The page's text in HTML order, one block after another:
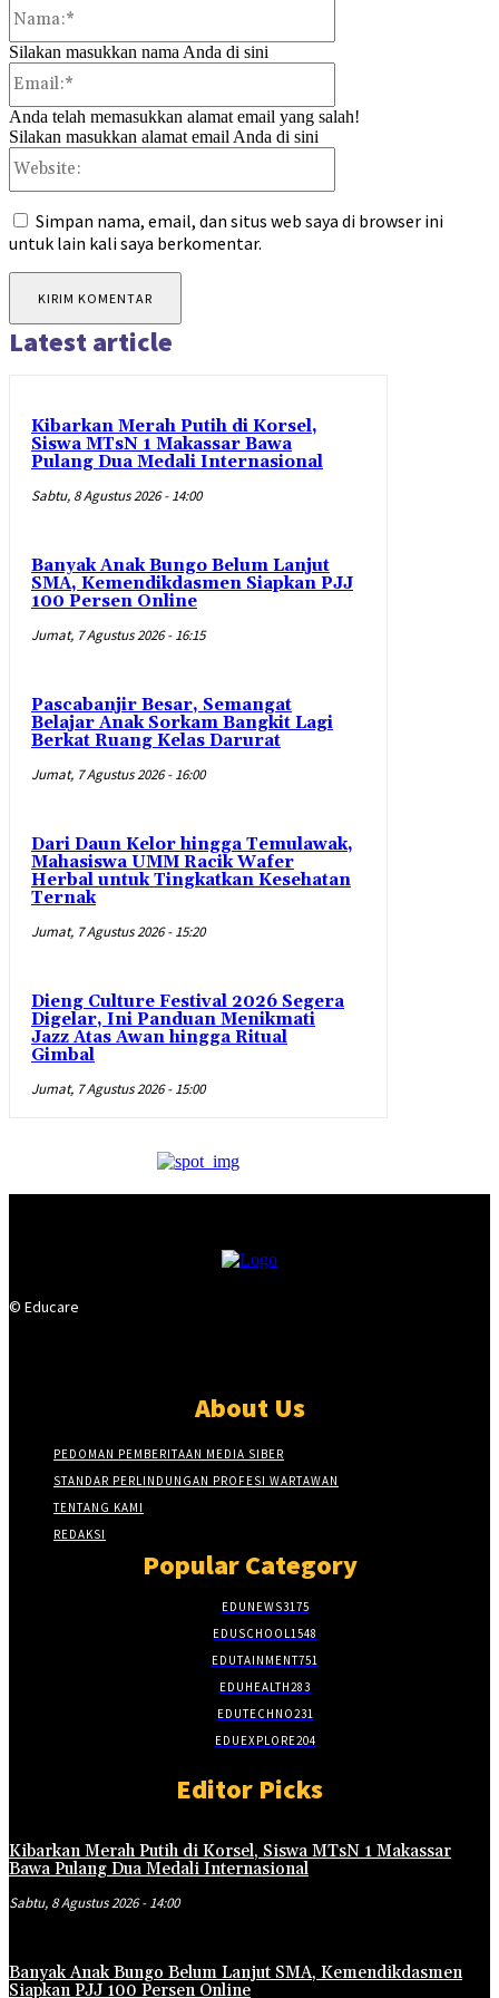
Silakan masukkan nama Anda di sini
Anda telah memasukkan alamat email yang salah!
Silakan masukkan alamat email Anda di sini
Simpan nama, email, dan situs web saya di browser ini
untuk lain kali saya berkomentar.
Latest article
Kibarkan Merah Putih di Korsel,
Siswa MTsN 1 Makassar Bawa
Pulang Dua Medali Internasional
Sabtu, 8 Agustus 2026 - 14:00
Banyak Anak Bungo Belum Lanjut
SMA, Kemendikdasmen Siapkan PJJ
100 Persen Online
Jumat, 7 Agustus 2026 - 16:15
Pascabanjir Besar, Semangat
Belajar Anak Sorkam Bangkit Lagi
Berkat Ruang Kelas Darurat
Jumat, 7 Agustus 2026 - 16:00
Dari Daun Kelor hingga Temulawak,
Mahasiswa UMM Racik Wafer
Herbal untuk Tingkatkan Kesehatan
Ternak
Jumat, 7 Agustus 2026 - 15:20
Dieng Culture Festival 2026 Segera
Digelar, Ini Panduan Menikmati
Jazz Atas Awan hingga Ritual
Gimbal
Jumat, 7 Agustus 2026 - 15:00
© Educare
About Us
PEDOMAN PEMBERITAAN MEDIA SIBER
STANDAR PERLINDUNGAN PROFESI WARTAWAN
TENTANG KAMI
REDAKSI
Popular Category
EDUNEWS3175
EDUSCHOOL1548
EDUTAINMENT751
EDUHEALTH283
EDUTECHNO231
EDUEXPLORE204
Editor Picks
Kibarkan Merah Putih di Korsel, Siswa MTsN 1 Makassar
Bawa Pulang Dua Medali Internasional
Sabtu, 8 Agustus 2026 - 14:00
Banyak Anak Bungo Belum Lanjut SMA, Kemendikdasmen
Siapkan PJJ 100 Persen Online